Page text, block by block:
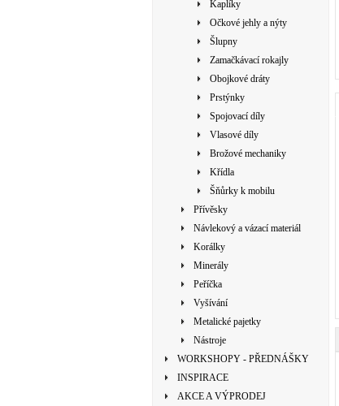
Kaplíky
Očkové jehly a nýty
Šlupny
Zamačkávací rokajly
Obojkové dráty
Prstýnky
Spojovací díly
Vlasové díly
Brožové mechaniky
Křídla
Šňůrky k mobilu
Přívěsky
Návlekový a vázací materiál
Korálky
Minerály
Peříčka
Vyšívání
Metalické pajetky
Nástroje
WORKSHOPY - PŘEDNÁŠKY
INSPIRACE
AKCE A VÝPRODEJ